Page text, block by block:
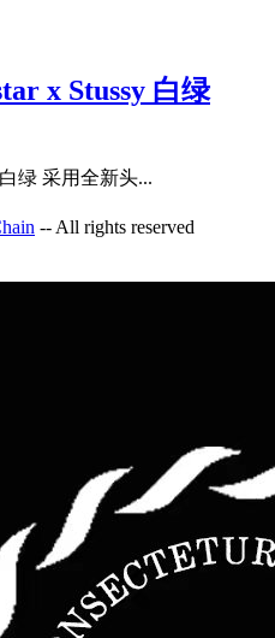
x Stussy 白绿
白绿 采用全新头...
-- All rights reserved